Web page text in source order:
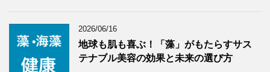
2026/06/16
地球も肌も喜ぶ！「藻」がもたらすサス
テナブル美容の効果と未来の選び方